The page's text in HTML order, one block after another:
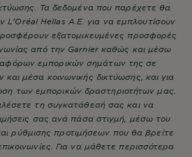
Τα δεδομένα που παρέχετε θα
L’Oréal Hellas A.E. για να εμπλουτίσουν
εξατομικευμένες προσφορές
από την Garnier καθώς και μέσω
εμπορικών σημάτων της σε
μέσα κοινωνικής δικτύωσης, και για
των εμπορικών δραστηριοτήτων μας.
τη συγκατάθεσή σας και να
σας ανά πάσα στιγμή, μέσω του
ρύθμισης προτιμήσεων που θα βρείτε
Για να μάθετε περισσότερα